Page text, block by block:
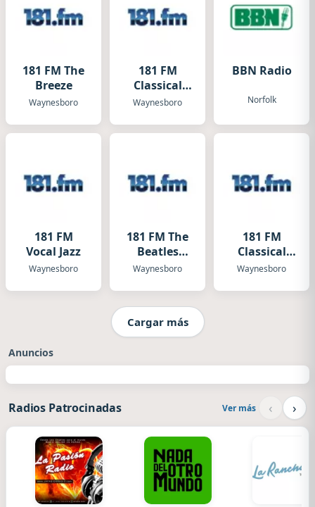
181 FM The
Breeze
Waynesboro
181 FM
Classical
Jazz
Waynesboro
BBN Radio
Norfolk
181 FM
Vocal Jazz
Waynesboro
181 FM The
Beatles
Channel
Waynesboro
181 FM
Classical
Music
Waynesboro
Cargar más
Anuncios
Radios Patrocinadas Ver más ‹ ›